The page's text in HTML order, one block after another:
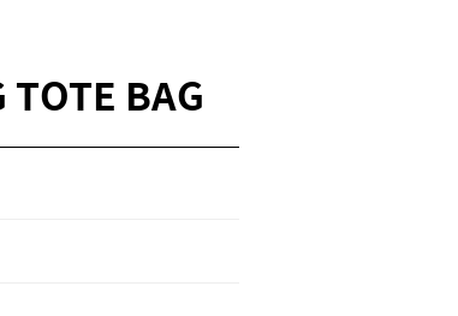
TOTE BAG